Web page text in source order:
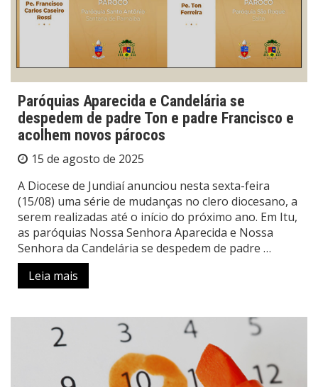
Paróquias Aparecida e Candelária se
despedem de padre Ton e padre Francisco e
acolhem novos párocos
15 de agosto de 2025
A Diocese de Jundiaí anunciou nesta sexta-feira
(15/08) uma série de mudanças no clero diocesano, a
serem realizadas até o início do próximo ano. Em Itu,
as paróquias Nossa Senhora Aparecida e Nossa
Senhora da Candelária se despedem de padre …
Leia mais